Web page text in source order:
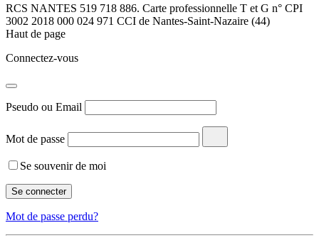
RCS NANTES 519 718 886. Carte professionnelle T et G n° CPI
3002 2018 000 024 971 CCI de Nantes-Saint-Nazaire (44)
Haut de page
Connectez-vous
Pseudo ou Email
Mot de passe
Se souvenir de moi
Mot de passe perdu?